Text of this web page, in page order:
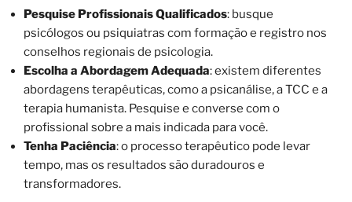
Pesquise Profissionais Qualificados: busque
psicólogos ou psiquiatras com formação e registro nos
conselhos regionais de psicologia.
Escolha a Abordagem Adequada: existem diferentes
abordagens terapêuticas, como a psicanálise, a TCC e a
terapia humanista. Pesquise e converse com o
profissional sobre a mais indicada para você.
Tenha Paciência: o processo terapêutico pode levar
tempo, mas os resultados são duradouros e
transformadores.